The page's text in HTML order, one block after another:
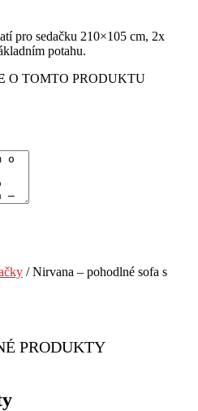
pro sedačku 210×105 cm, 2x
potahu.
O TOMTO PRODUKTU
/ Nirvana – pohodlné sofa s
PRODUKTY